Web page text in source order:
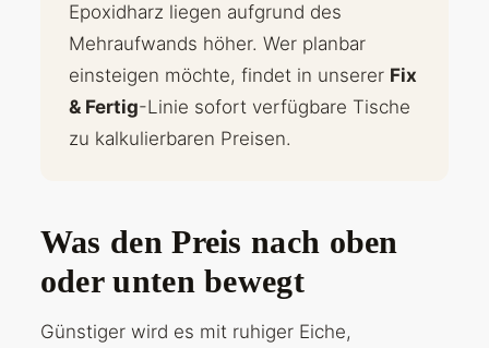
Epoxidharz liegen aufgrund des
Mehraufwands höher. Wer planbar
einsteigen möchte, findet in unserer Fix
& Fertig-Linie sofort verfügbare Tische
zu kalkulierbaren Preisen.
Was den Preis nach oben
oder unten bewegt
Günstiger wird es mit ruhiger Eiche,